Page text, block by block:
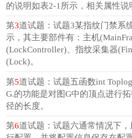
的说明如表2-1所示，相关属性说
第3道试题：试题3某指纹门禁系
示，其主要部件有：主机
(LockController)、指纹采集器
(Lock)。
第5道试题：试题五函数int
G.的功能是对图G中的顶点进行
径的长度。
第6道试题：试题六通常情况下